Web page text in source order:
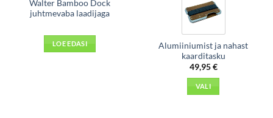
Walter Bamboo Dock
juhtmevaba laadijaga
LOE EDASI
Alumiiniumist ja nahast
kaarditasku
49,95€
VALI